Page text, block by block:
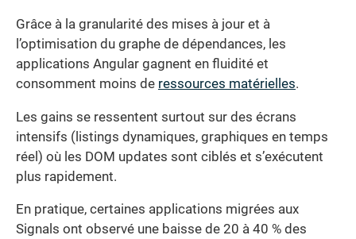
Grâce à la granularité des mises à jour et à
l’optimisation du graphe de dépendances, les
applications Angular gagnent en fluidité et
consomment moins de ressources matérielles.
Les gains se ressentent surtout sur des écrans
intensifs (listings dynamiques, graphiques en temps
réel) où les DOM updates sont ciblés et s’exécutent
plus rapidement.
En pratique, certaines applications migrées aux
Signals ont observé une baisse de 20 à 40 % des